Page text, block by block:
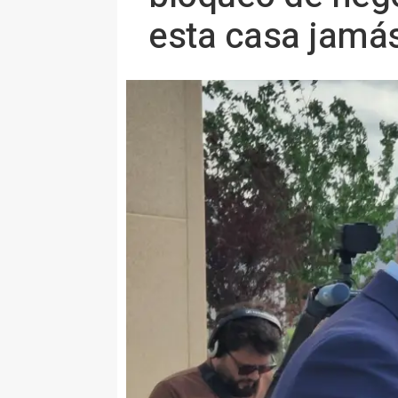
esta casa